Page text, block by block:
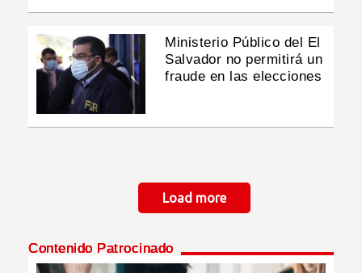
Ministerio Público del El
Salvador no permitirá un
fraude en las elecciones
Load more
Contenido Patrocinado